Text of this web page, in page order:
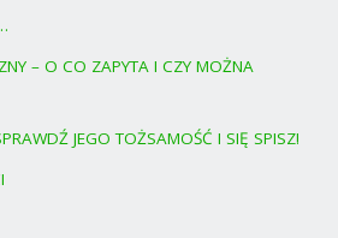
– O CO ZAPYTA I CZY MOŻNA
JEGO TOŻSAMOŚĆ I SIĘ SPISZ!